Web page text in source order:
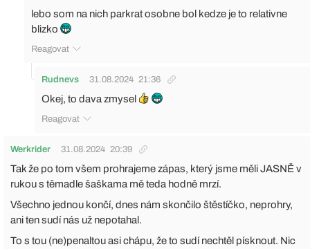
lebo som na nich parkrat osobne bol kedze je to relativne
blizko
Reagovat
Rudnevs 31.08.2024 21:36
Okej, to dava zmysel
Reagovat
Werkrider 31.08.2024 20:39
Tak že po tom všem prohrajeme zápas, který jsme měli JASNĚ v
rukou s těmadle šaškama mě teda hodně mrzí.
Všechno jednou končí, dnes nám skončilo štěstíčko, neprohry,
ani ten sudí nás už nepotahal.
To s tou (ne)penaltou asi chápu, že to sudí nechtěl písknout. Nic